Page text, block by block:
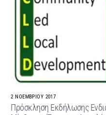
2 ΝΟΕΜΒΡΊΟΥ 2017
Πρόσκληση Εκδήλωσης